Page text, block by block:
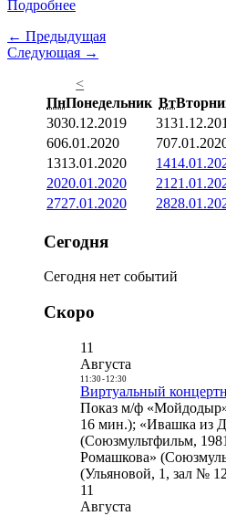
Подробнее
← Предыдущая
Следующая →
<
ПнПонедельник Вт
3030.12.2019 31
606.01.2020 7
1313.01.2020 14
2020.01.2020 21
2727.01.2020 28
Сегодня
Сегодня нет событий
Скоро
11
Августа
11:30- 12:30
Виртуальный
Показ м/ф
16 мин.); «Ивашка из
(Союзмультфильм,
Ромашкова»
(Ульяновой, 1, зал №
11
Августа